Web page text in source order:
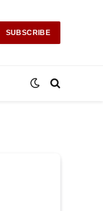
SUBSCRIBE